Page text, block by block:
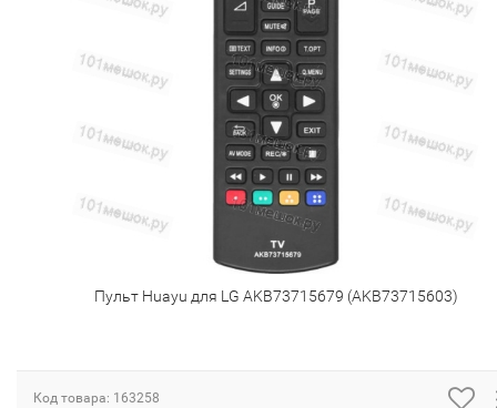
Пульт Huayu для LG AKB73715679 (AKB73715603)
Код товара: 163258